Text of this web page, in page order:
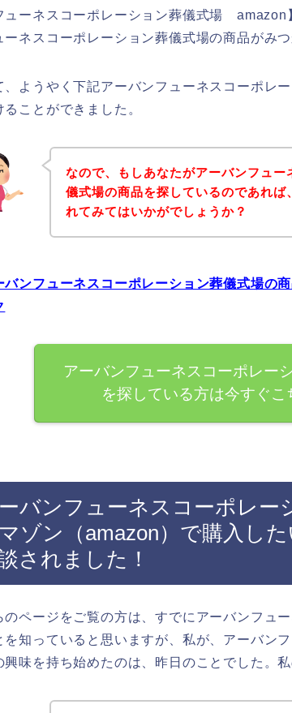
ューネスコーポレーション葬儀式場 amazon
ーネスコーポレーション葬儀式場の商品がみつ
、ようやく下記アーバンフューネスコーポレ
ることができました。
なので、もしあなたがアーバンフュー
儀式場の商品を探しているのであれば
れてみてはいかがでしょうか？
バンフューネスコーポレーション葬儀式場の
アーバンフューネスコーポレー
を探している方は今すぐこ
バンフューネスコーポレー
ゾン（amazon）で購入し
されました！
のページをご覧の方は、すでにアーバンフュ
を知っていると思いますが、私が、アーバン
興味を持ち始めたのは、昨日のことでした。私